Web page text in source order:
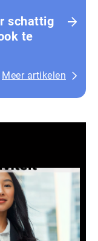
schattig
te
Meer artikelen